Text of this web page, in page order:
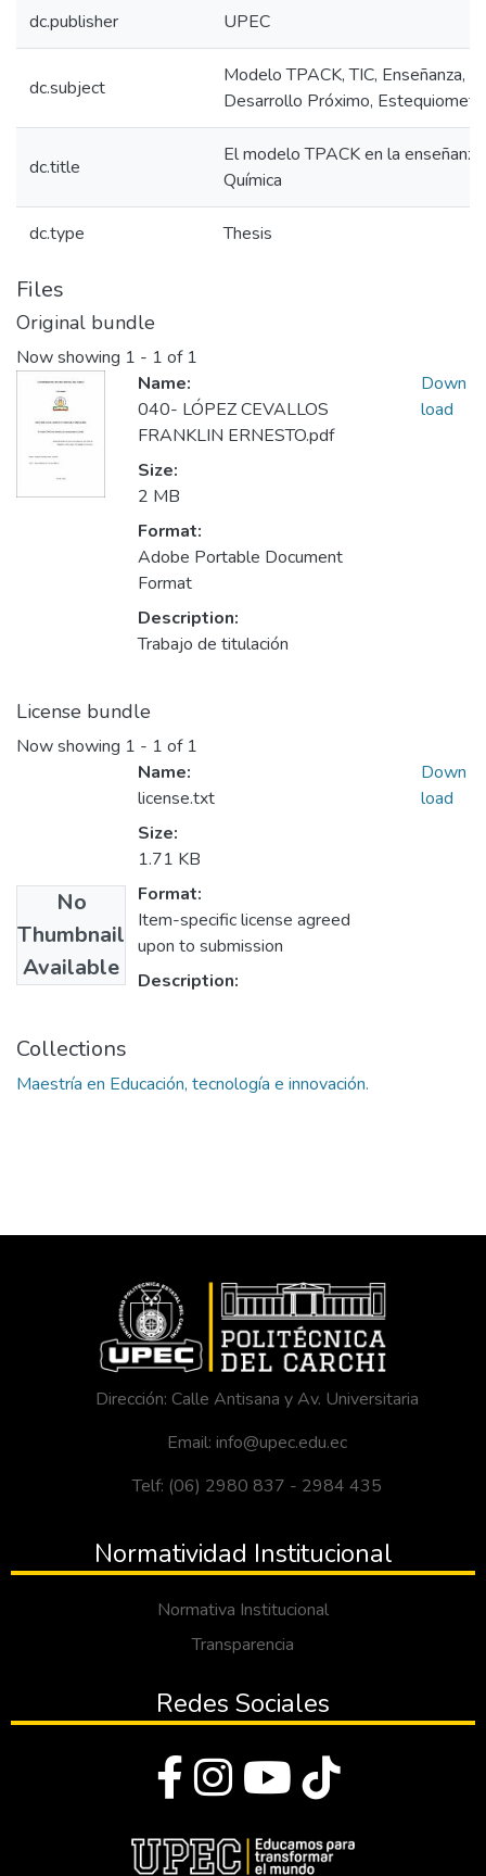
dc.publisher UPEC
dc.subject
Modelo TPACK, TIC, Enseñanza,
Desarrollo Próximo,
dc.title
El modelo TPACK en la
Química
dc.type Thesis
Files
Original bundle
Now showing 1 - 1 of 1
Name:
040- LÓPEZ CEVALLOS
FRANKLIN ERNESTO.pdf
Size:
2 MB
Format:
Adobe Portable Document
Format
Description:
Trabajo de titulación
Down
load
License bundle
Now showing 1 - 1 of 1
No
Thumbnail
Available
Name:
license.txt
Size:
1.71 KB
Format:
Item-specific license agreed
upon to submission
Description:
Down
load
Collections
Maestría en Educación, tecnología e innovación.
Dirección: Calle Antisana y Av. Universitaria
Email: info@upec.edu.ec
Telf: (06) 2980 837 - 2984 435
Normatividad Institucional
Normativa Institucional
Transparencia
Redes Sociales